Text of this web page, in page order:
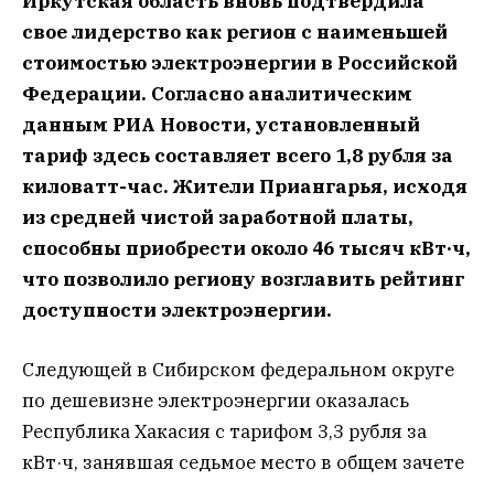
свое лидерство как регион с наименьшей
стоимостью электроэнергии в Российской
Федерации. Согласно аналитическим
данным РИА Новости, установленный
тариф здесь составляет всего 1,8 рубля за
киловатт-час. Жители Приангарья, исходя
из средней чистой заработной платы,
способны приобрести около 46 тысяч кВт·ч,
что позволило региону возглавить рейтинг
доступности электроэнергии.
Следующей в Сибирском федеральном округе
по дешевизне электроэнергии оказалась
Республика Хакасия с тарифом 3,3 рубля за
кВт·ч, занявшая седьмое место в общем зачете